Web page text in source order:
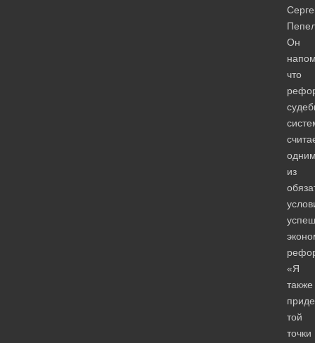
Он
что
из
«Я
также
той
точки